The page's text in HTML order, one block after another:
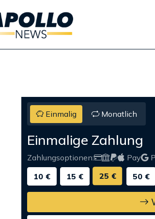
Einmalig Monatlich
Einmalige Zahlung
Zahlungsoptionen: Pay
10 €
15 € 25 € 50 €